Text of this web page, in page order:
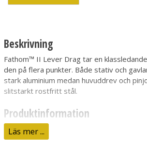
Beskrivning
Fathom™ II Lever Drag tar en
den på flera punkter. Både stativ och
stark aluminium medan huvuddrev och
slitstarkt rostfritt stål.
Produktinformation
Spakbromsen är pålitlig och mycket stark,
inställningsknappen är det omöjligt att råka
Läs mer ...